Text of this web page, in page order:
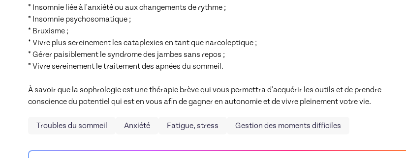
* Insomnie liée à l'anxiété ou aux changements de rythme ;
* Insomnie psychosomatique ;
* Bruxisme ;
* Vivre plus sereinement les cataplexies en tant que narcoleptique ;
* Gérer paisiblement le syndrome des jambes sans repos ;
* Vivre sereinement le traitement des apnées du sommeil.
À savoir que la sophrologie est une thérapie brève qui vous permettra d'acquérir les outils et de prendre
conscience du potentiel qui est en vous afin de gagner en autonomie et de vivre pleinement votre vie.
Troubles du sommeil Anxiété Fatigue, stress Gestion des moments difficiles